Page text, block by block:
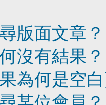
版面文章？
沒有結果？
為何是空